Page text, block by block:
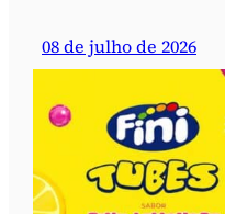
08 de julho de 2026